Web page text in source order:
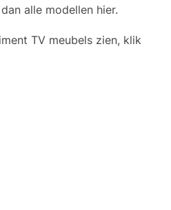
alle modellen hier.
TV meubels zien, klik